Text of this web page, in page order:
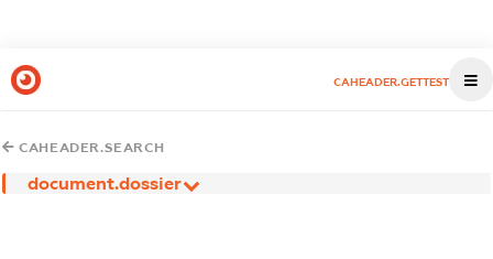
CAHEADER.GETTEST
CAHEADER.SEARCH
document.dossier